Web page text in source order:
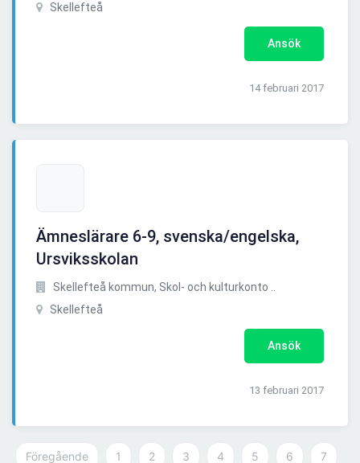
Skellefteå
Ansök
14 februari 2017
Ämneslärare 6-9, svenska/engelska,
Ursviksskolan
Skellefteå kommun, Skol- och kulturkonto ..
Skellefteå
Ansök
13 februari 2017
Föregående 1 2 3 4 5 6 7